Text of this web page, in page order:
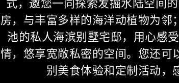
房，与丰富多样的海洋动植物为邻
池的私人海滨别墅宅邸，用心感
情，悠享宽敞私密的空间。您还可
别美食体验和定制活动，